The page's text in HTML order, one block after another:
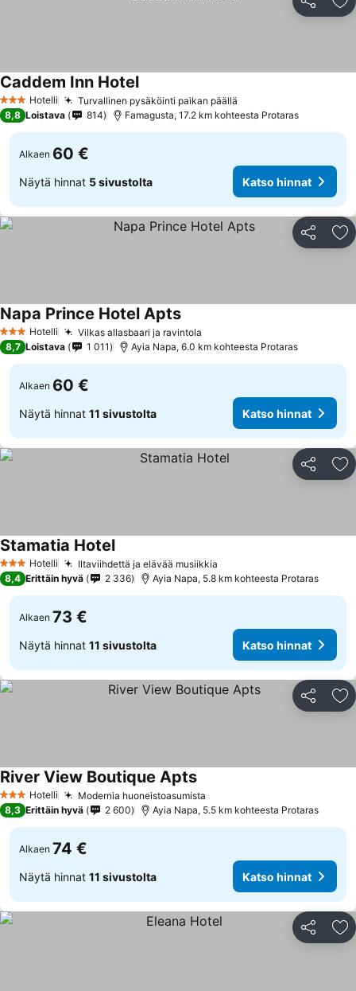
Jaa
3 Tähtiluokitus
Hotelli Turvallinen pysäköinti paikan päällä
Caddem Inn HotelKatso hinnat
8,8 Loistava 814 Famagusta, 17.2 km kohteesta Protaras
Alkaen 60 €
Näytä hinnat 5 sivustolta Katso hinnat
Jaa
3 Tähtiluokitus
Hotelli Vilkas allasbaari ja ravintola
Napa Prince Hotel AptsKatso hinnat
8,7 Loistava 1 011 Ayia Napa, 6.0 km kohteesta Protaras
Alkaen 60 €
Näytä hinnat 11 sivustolta Katso hinnat
Jaa
3 Tähtiluokitus
Hotelli Iltaviihdettä ja elävää musiikkia
Stamatia HotelKatso hinnat
8,4 Erittäin hyvä 2 336 Ayia Napa, 5.8 km kohteesta Protaras
Alkaen 73 €
Näytä hinnat 11 sivustolta Katso hinnat
Jaa
3 Tähtiluokitus
Hotelli Modernia huoneistoasumista
River View Boutique AptsKatso hinnat
8,3 Erittäin hyvä 2 600 Ayia Napa, 5.5 km kohteesta Protaras
Alkaen 74 €
Näytä hinnat 11 sivustolta Katso hinnat
Jaa